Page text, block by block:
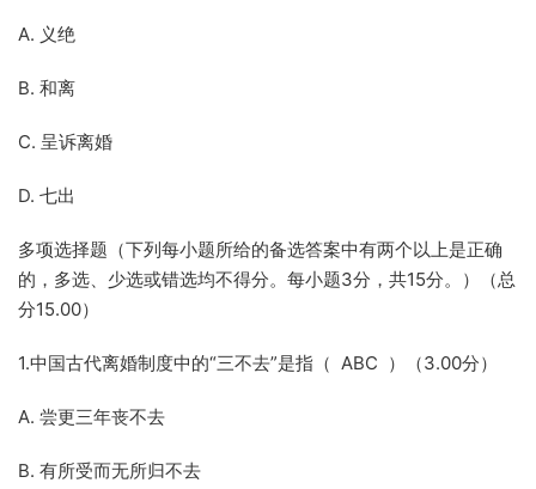
A. 义绝
B. 和离
C. 呈诉离婚
D. 七出
多项选择题（下列每小题所给的备选答案中有两个以上是正确
的，多选、少选或错选均不得分。每小题3分，共15分。）（总
分15.00）
1.中国古代离婚制度中的“三不去”是指（ ABC ）（3.00分）
A. 尝更三年丧不去
B. 有所受而无所归不去